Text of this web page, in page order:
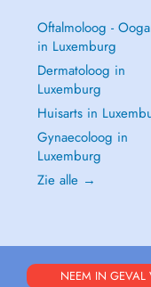
Oftalmoloog -
in Luxemburg
Dermatoloog in
Luxemburg
Huisarts in
Gynaecoloog in
Luxemburg
Zie alle →
NEEM IN